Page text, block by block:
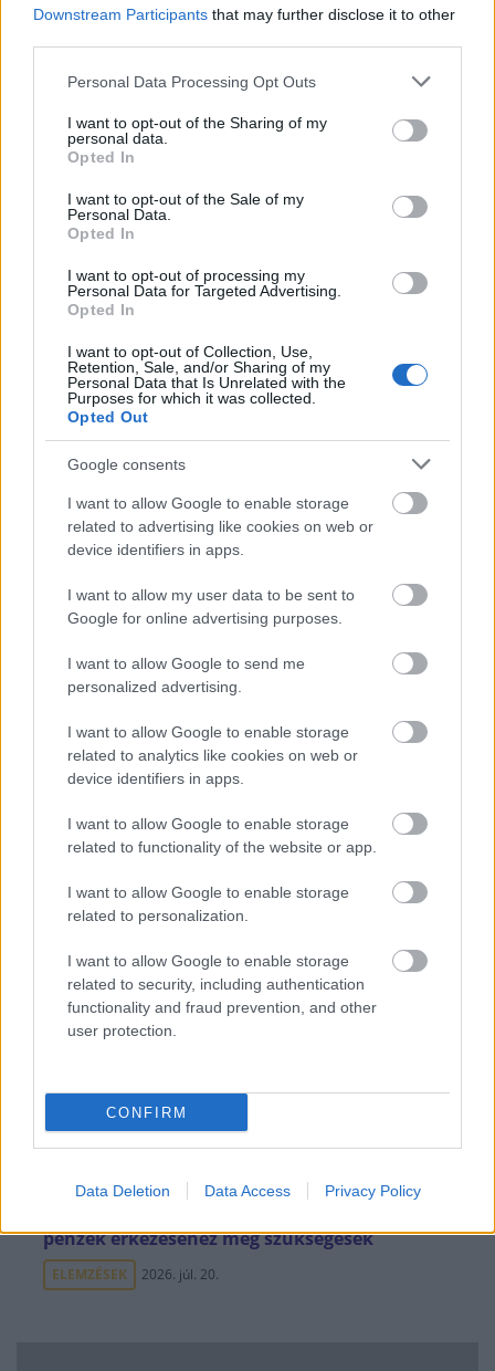
Downstream Participants that may further disclose it to other
Please note that this website/app uses one or more Google
not limited to your visit or usage behaviour. You may click to
grant or deny consent to Google and its third-party tags to
use your data for below specified purposes in below Google
consent section.
Personal Data Processing Opt Outs
I want to opt-out of the Sharing of my
personal data.
Opted In
I want to opt-out of the Sale of my
Personal Data.
Opted In
I want to opt-out of processing my
Personal Data for Targeted Advertising.
Opted In
I want to opt-out of Collection, Use,
Retention, Sale, and/or Sharing of my
Personal Data that Is Unrelated with the
Purposes for which it was collected.
Opted Out
Google consents
I want to allow Google to enable storage
related to advertising like cookies on web or
device identifiers in apps.
I want to allow my user data to be sent to
Google for online advertising purposes.
I want to allow Google to send me
personalized advertising.
I want to allow Google to enable storage
related to analytics like cookies on web or
device identifiers in apps.
I want to allow Google to enable storage
related to functionality of the website or app.
I want to allow Google to enable storage
related to personalization.
I want to allow Google to enable storage
related to security, including authentication
functionality and fraud prevention, and other
user protection.
CONFIRM
Data Deletion Data Access Privacy Policy
állam
Vagyonvisszaszerzés: amikor a pénz
gyorsabban fut, mint a jog
ELEMZÉSEK 2026. júl. 21.
Kéthónapos a Tisza-kormány: íme a mérleg!
pénzek érkezéséhez még szükségesek
ELEMZÉSEK 2026. júl. 20.